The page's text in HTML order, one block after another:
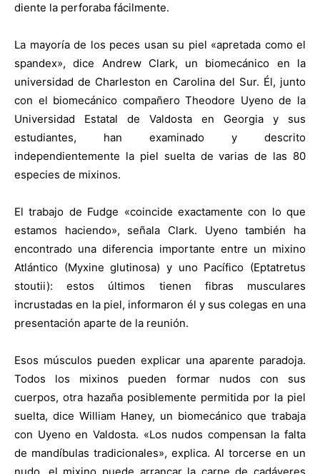
diente la perforaba fácilmente.
La mayoría de los peces usan su piel «apretada como el
spandex», dice Andrew Clark, un biomecánico en la
universidad de Charleston en Carolina del Sur. Él, junto
con el biomecánico compañero Theodore Uyeno de la
Universidad Estatal de Valdosta en Georgia y sus
estudiantes, han examinado y descrito
independientemente la piel suelta de varias de las 80
especies de mixinos.
El trabajo de Fudge «coincide exactamente con lo que
estamos haciendo», señala Clark. Uyeno también ha
encontrado una diferencia importante entre un mixino
Atlántico (Myxine glutinosa) y uno Pacífico (Eptatretus
stoutii): estos últimos tienen fibras musculares
incrustadas en la piel, informaron él y sus colegas en una
presentación aparte de la reunión.
Esos músculos pueden explicar una aparente paradoja.
Todos los mixinos pueden formar nudos con sus
cuerpos, otra hazaña posiblemente permitida por la piel
suelta, dice William Haney, un biomecánico que trabaja
con Uyeno en Valdosta. «Los nudos compensan la falta
de mandíbulas tradicionales», explica. Al torcerse en un